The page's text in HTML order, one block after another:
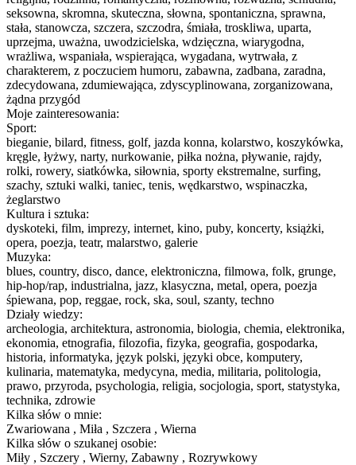
seksowna, skromna, skuteczna, słowna, spontaniczna, sprawna,
stała, stanowcza, szczera, szczodra, śmiała, troskliwa, uparta,
uprzejma, uważna, uwodzicielska, wdzięczna, wiarygodna,
wrażliwa, wspaniała, wspierająca, wygadana, wytrwała, z
charakterem, z poczuciem humoru, zabawna, zadbana, zaradna,
zdecydowana, zdumiewająca, zdyscyplinowana, zorganizowana,
żądna przygód
Moje zainteresowania:
Sport:
bieganie, bilard, fitness, golf, jazda konna, kolarstwo, koszykówka,
kręgle, łyżwy, narty, nurkowanie, piłka nożna, pływanie, rajdy,
rolki, rowery, siatkówka, siłownia, sporty ekstremalne, surfing,
szachy, sztuki walki, taniec, tenis, wędkarstwo, wspinaczka,
żeglarstwo
Kultura i sztuka:
dyskoteki, film, imprezy, internet, kino, puby, koncerty, książki,
opera, poezja, teatr, malarstwo, galerie
Muzyka:
blues, country, disco, dance, elektroniczna, filmowa, folk, grunge,
hip-hop/rap, industrialna, jazz, klasyczna, metal, opera, poezja
śpiewana, pop, reggae, rock, ska, soul, szanty, techno
Działy wiedzy:
archeologia, architektura, astronomia, biologia, chemia, elektronika,
ekonomia, etnografia, filozofia, fizyka, geografia, gospodarka,
historia, informatyka, język polski, języki obce, komputery,
kulinaria, matematyka, medycyna, media, militaria, politologia,
prawo, przyroda, psychologia, religia, socjologia, sport, statystyka,
technika, zdrowie
Kilka słów o mnie:
Zwariowana , Miła , Szczera , Wierna
Kilka słów o szukanej osobie:
Miły , Szczery , Wierny, Zabawny , Rozrywkowy